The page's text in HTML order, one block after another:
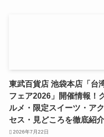
東武百貨店 池袋本店「台
フェア2026」開催情報！
ルメ・限定スイーツ・アク
セス・見どころを徹底紹介
2026年7月22日